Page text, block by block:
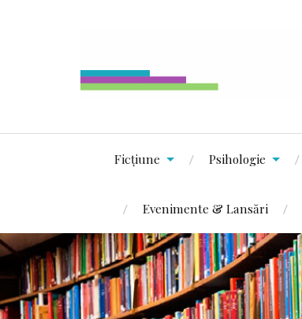
Ficțiune Psihologie
Evenimente & Lansări